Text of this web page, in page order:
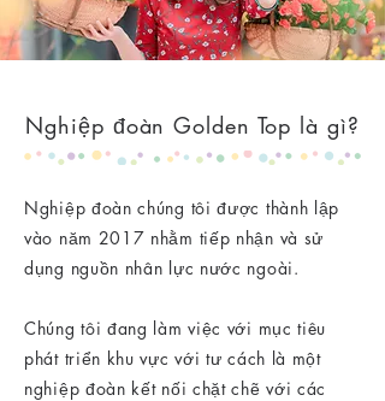
Nghiệp đoàn Golden Top là gì?
Nghiệp đoàn chúng tôi được thành lập
vào năm 2017 nhằm tiếp nhận và sử
dụng nguồn nhân lực nước ngoài.
Chúng tôi đang làm việc với mục tiêu
phát triển khu vực với tư cách là một
nghiệp đoàn kết nối chặt chẽ với các